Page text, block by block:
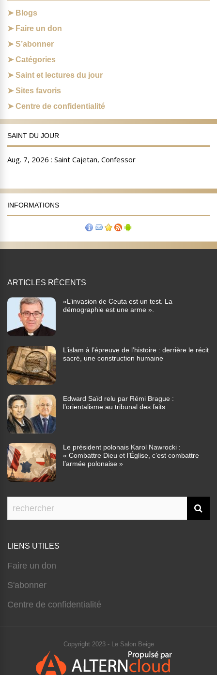
Blogs
Faire un don
S’abonner
Catégories
Saint et lectures du jour
Sites favoris
Centre de confidentialité
SAINT DU JOUR
INFORMATIONS
ARTICLES RÉCENTS
«L’invasion de Ceuta est un test. La
démographie est une arme ».
L’islam à l’épreuve de l’histoire : derrière le récit
sacré, une construction humaine
Edward Saïd relu par Rémi Brague :
l’orientalisme au tribunal des faits
Le président polonais Karol Nawrocki :
« Combattre Dieu et l’Église, c’est combattre
l’armée polonaise »
LIENS UTILES
Faire un don
S'abonner
Centre de confidentialité
Copyright 2023 - Le Salon Beige